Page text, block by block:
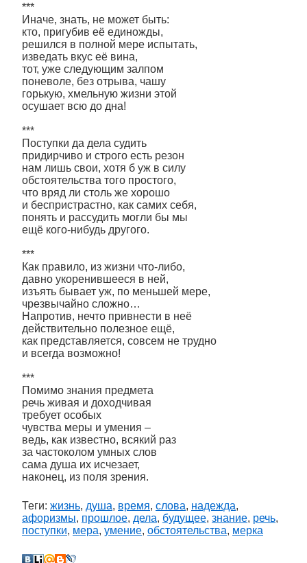
***
Иначе, знать, не может быть:
кто, пригубив её единожды,
решился в полной мере испытать,
изведать вкус её вина,
тот, уже следующим залпом
поневоле, без отрыва, чашу
горькую, хмельную жизни этой
осушает всю до дна!
***
Поступки да дела судить
придирчиво и строго есть резон
нам лишь свои, хотя б уж в силу
обстоятельства того простого,
что вряд ли столь же хорошо
и беспристрастно, как самих себя,
понять и рассудить могли бы мы
ещё кого-нибудь другого.
***
Как правило, из жизни что-либо,
давно укоренившееся в ней,
изъять бывает уж, по меньшей мере,
чрезвычайно сложно…
Напротив, нечто привнести в неё
действительно полезное ещё,
как представляется, совсем не трудно
и всегда возможно!
***
Помимо знания предмета
речь живая и доходчивая
требует особых
чувства меры и умения –
ведь, как известно, всякий раз
за частоколом умных слов
сама душа их исчезает,
наконец, из поля зрения.
Теги: жизнь, душа, время, слова, надежда,
афоризмы, прошлое, дела, будущее, знание, речь,
поступки, мера, умение, обстоятельства, мерка